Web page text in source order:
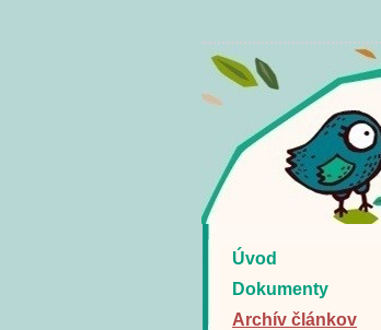
Úvod
Dokumenty
Archív článkov